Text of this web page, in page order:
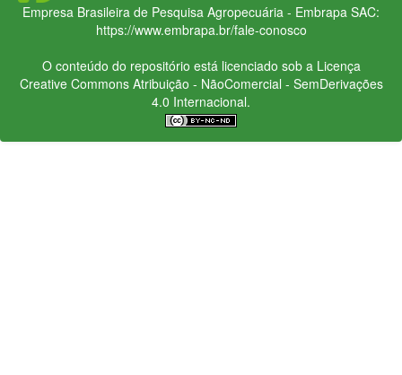
Empresa Brasileira de Pesquisa Agropecuária - Embrapa SAC:
https://www.embrapa.br/fale-conosco
O conteúdo do repositório está licenciado sob a Licença
Creative CommonsAtribuição - NãoComercial - SemDerivações
4.0 Internacional.